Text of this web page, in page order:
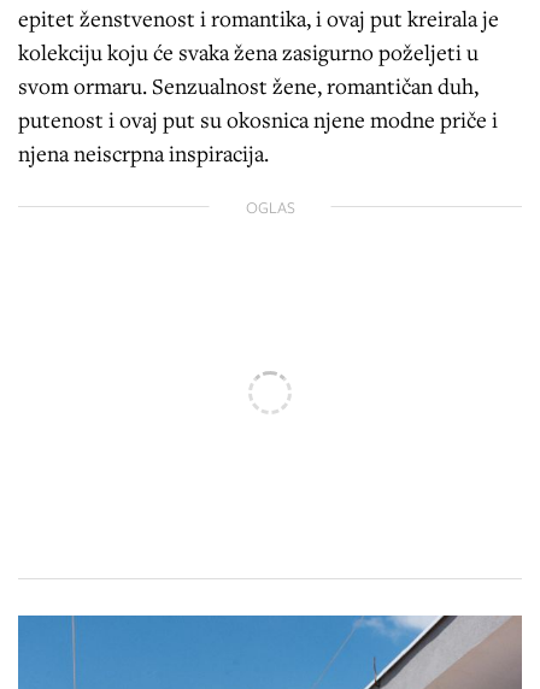
epitet ženstvenost i romantika, i ovaj put kreirala je
kolekciju koju će svaka žena zasigurno poželjeti u
svom ormaru. Senzualnost žene, romantičan duh,
putenost i ovaj put su okosnica njene modne priče i
njena neiscrpna inspiracija.
OGLAS